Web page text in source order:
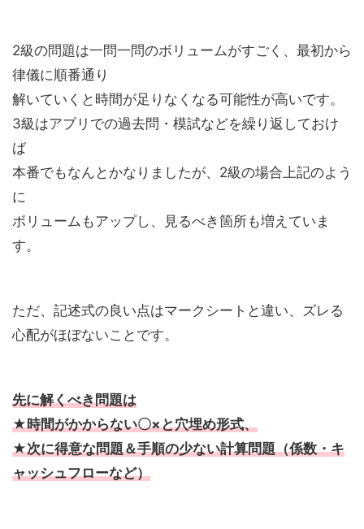
2級の問題は一問一問のボリュームがすごく、最初から
律儀に順番通り
解いていくと時間が足りなくなる可能性が高いです。
3級はアプリでの過去問・模試などを繰り返しておけ
ば
本番でもなんとかなりましたが、2級の場合上記のよう
に
ボリュームもアップし、見るべき箇所も増えていま
す。
ただ、記述式の良い点はマークシートと違い、ズレる
心配がほぼないことです。
先に解くべき問題は
★時間がかからない〇×と穴埋め形式、
★次に得意な問題＆手順の少ない計算問題（係数・キ
ャッシュフローなど）